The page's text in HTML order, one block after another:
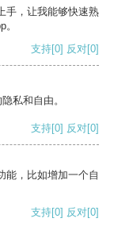
手，让我能够快速熟
支持[0] 反对[0]
私和自由。
支持[0] 反对[0]
能，比如增加一个自
支持[0] 反对[0]